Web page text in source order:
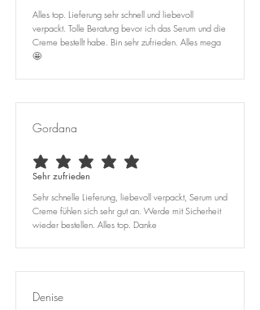
Alles top. Lieferung sehr schnell und liebevoll
verpackt. Tolle Beratung bevor ich das Serum und die
Creme bestellt habe. Bin sehr zufrieden. Alles mega
🤩
Gordana
average rating is 5 out of 5
Sehr zufrieden
Sehr schnelle Lieferung, liebevoll verpackt, Serum und
Creme fühlen sich sehr gut an. Werde mit Sicherheit
wieder bestellen. Alles top. Danke
Denise